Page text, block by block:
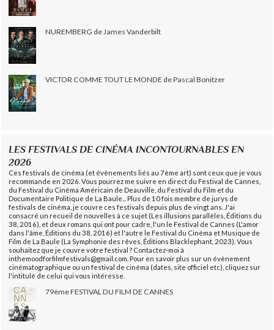
NUREMBERG de James Vanderbilt
VICTOR COMME TOUT LE MONDE de Pascal Bonitzer
LES FESTIVALS DE CINÉMA INCONTOURNABLES EN
2026
Ces festivals de cinéma (et évènements liés au 7ème art) sont ceux que je vous
recommande en 2026. Vous pourrez me suivre en direct du Festival de Cannes,
du Festival du Cinéma Américain de Deauville, du Festival du Film et du
Documentaire Politique de La Baule... Plus de 10 fois membre de jurys de
festivals de cinéma, je couvre ces festivals depuis plus de vingt ans. J'ai
consacré un recueil de nouvelles à ce sujet (Les illusions parallèles, Éditions du
38, 2016), et deux romans qui ont pour cadre, l'un le Festival de Cannes (L'amor
dans l'âme, Éditions du 38, 2016) et l'autre le Festival du Cinéma et Musique de
Film de La Baule (La Symphonie des rêves, Éditions Blacklephant, 2023). Vous
souhaitez que je couvre votre festival ? Contactez-moi à
inthemoodforfilmfestivals@gmail.com. Pour en savoir plus sur un évènement
cinématographique ou un festival de cinéma (dates, site officiel etc), cliquez sur
l'intitulé de celui qui vous intéresse.
79ème FESTIVAL DU FILM DE CANNES